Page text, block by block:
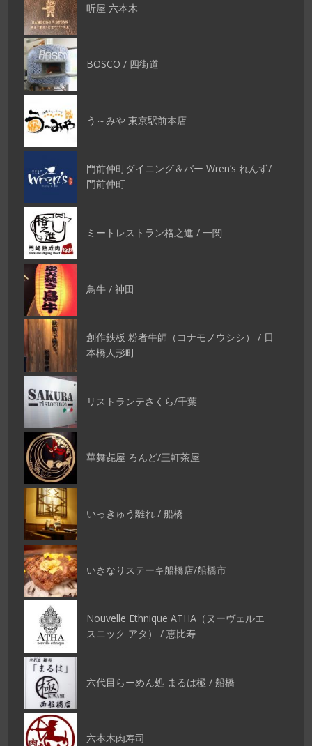
听屋 六本木
BOSCO / 四街道
う～みや 東京駅前本店
門前仲町ダイニング＆バー Wren’s れんず/
門前仲町
ミートレストラン格之進 / 一関
鳥牛 / 神田
創作鉄板 粉者牛師（コナモノウシシ） / 日
本橋人形町
リストランテさくら/千葉
華舞㐂屋 ろんど/三軒茶屋
いっきゅう離れ / 船橋
いきなりステーキ船橋店/船橋市
Nouvelle Ethnique ATHA（ヌーヴェルエ
スニック アタ） / 恵比寿
六代目らーめん処 まるは極 / 船橋
六本木肉寿司